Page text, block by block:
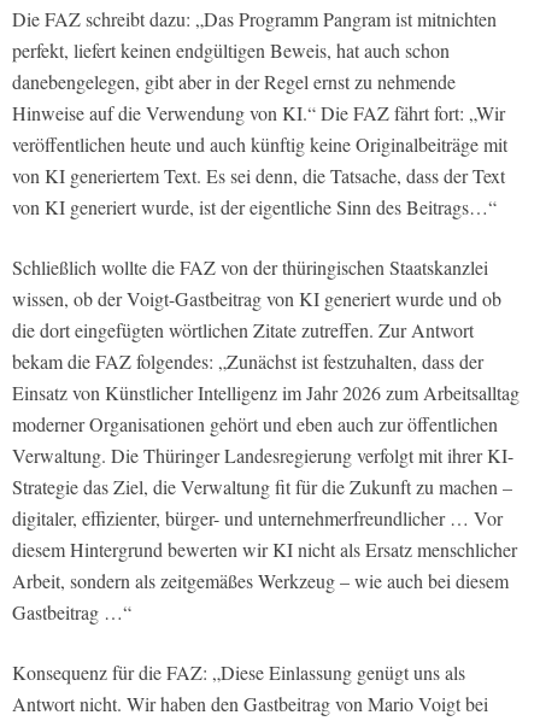
Die FAZ schreibt dazu: „Das Programm Pangram ist mitnichten
perfekt, liefert keinen endgültigen Beweis, hat auch schon
danebengelegen, gibt aber in der Regel ernst zu nehmende
Hinweise auf die Verwendung von KI.“ Die FAZ fährt fort: „Wir
veröffentlichen heute und auch künftig keine Originalbeiträge mit
von KI generiertem Text. Es sei denn, die Tatsache, dass der Text
von KI generiert wurde, ist der eigentliche Sinn des Beitrags…“
Schließlich wollte die FAZ von der thüringischen Staatskanzlei
wissen, ob der Voigt-Gastbeitrag von KI generiert wurde und ob
die dort eingefügten wörtlichen Zitate zutreffen. Zur Antwort
bekam die FAZ folgendes: „Zunächst ist festzuhalten, dass der
Einsatz von Künstlicher Intelligenz im Jahr 2026 zum Arbeitsalltag
moderner Organisationen gehört und eben auch zur öffentlichen
Verwaltung. Die Thüringer Landesregierung verfolgt mit ihrer KI-
Strategie das Ziel, die Verwaltung fit für die Zukunft zu machen –
digitaler, effizienter, bürger- und unternehmerfreundlicher … Vor
diesem Hintergrund bewerten wir KI nicht als Ersatz menschlicher
Arbeit, sondern als zeitgemäßes Werkzeug – wie auch bei diesem
Gastbeitrag …“
Konsequenz für die FAZ: „Diese Einlassung genügt uns als
Antwort nicht. Wir haben den Gastbeitrag von Mario Voigt bei